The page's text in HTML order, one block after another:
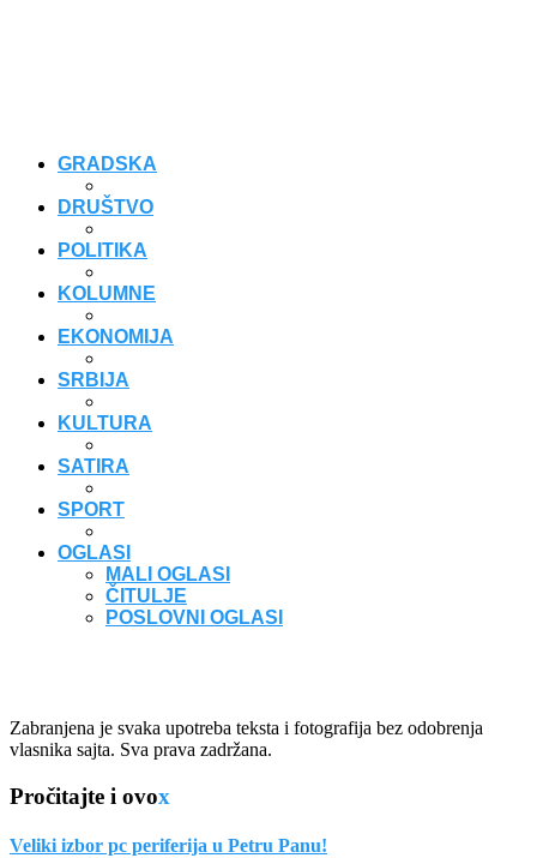
GRADSKA
DRUŠTVO
POLITIKA
KOLUMNE
EKONOMIJA
SRBIJA
KULTURA
SATIRA
SPORT
OGLASI
MALI OGLASI
ČITULJE
POSLOVNI OGLASI
Zabranjena je svaka upotreba teksta i fotografija bez odobrenja
vlasnika sajta. Sva prava zadržana.
Pročitajte i ovox
Veliki izbor pc periferija u Petru Panu!